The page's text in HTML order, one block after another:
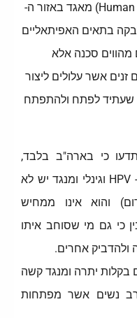
וירוס הפפילומה (Human Papiloma Virus) מאגד באזור ה-
הדבקה בתאים האפיתאליים
מהווים סכנה אלא
זנים אשר עלולים ליצור
שעתיד לפתח ולהתפתח
כי בארה"ב בלבד,
נדבקות כ- 6,000000 מידי שנה ב- HPV וגינלי ומנגד יש לא
והוא אינו ממחיש
כי גם מי שסוחב איתו
ולהדביק אחרים.
בקלות יתרה ומנגד קשה
נשים אשר מפתחות